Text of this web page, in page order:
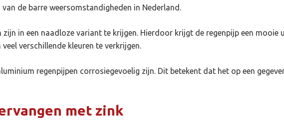
de barre weersomstandigheden in Nederland.
zijn in een naadloze variant te krijgen. Hierdoor krijgt de regenpijp een
verschillende kleuren te verkrijgen.
regenpijpen corrosiegevoelig zijn. Dit betekent dat het op een
met zink